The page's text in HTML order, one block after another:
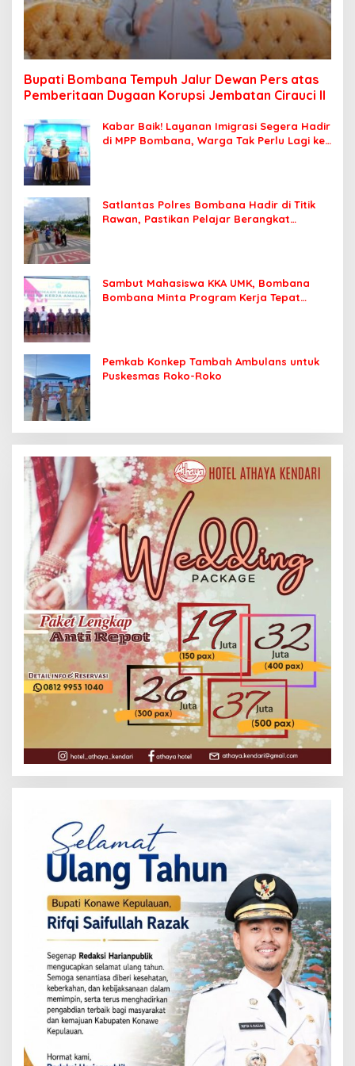
Bupati Bombana Tempuh Jalur Dewan Pers atas
Pemberitaan Dugaan Korupsi Jembatan Cirauci II
Kabar Baik! Layanan Imigrasi Segera Hadir
di MPP Bombana, Warga Tak Perlu Lagi ke
Satlantas Polres Bombana Hadir di Titik
Rawan, Pastikan Pelajar Berangkat
Sambut Mahasiswa KKA UMK, Bombana
Bombana Minta Program Kerja Tepat
Pemkab Konkep Tambah Ambulans untuk
Puskesmas Roko-Roko